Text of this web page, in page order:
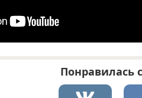
Понравилась